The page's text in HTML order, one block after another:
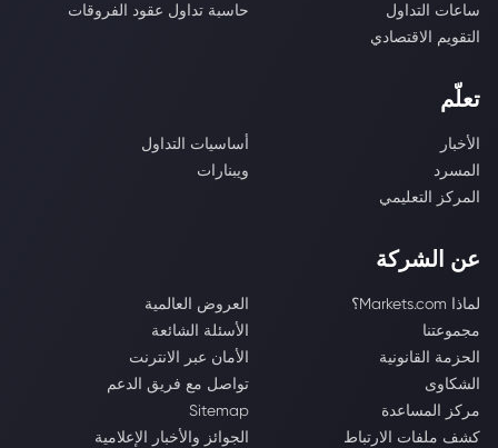
ساعات التداول
حاسبة تداول عقود الفروقات
التقويم الاقتصادي
تعلّم
الأخبار
أساسيات التداول
المسرد
ويبنارات
المركز التعليمي
عن الشركة
لماذا Markets.com؟
العروض العالمية
مجموعتنا
الأسئلة الشائعة
الحزمة القانونية
الأمان عبر الانترنت
الشكاوى
تواصل مع فريق الدعم
مركز المساعدة
Sitemap
كشف ملفات الارتباط
الجوائز والأخبار الإعلامية